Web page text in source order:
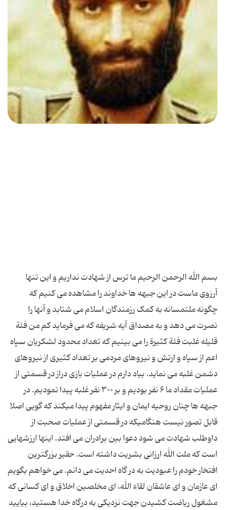
بسم الله الرحمن الرحیم ما ترس از شهادت نداریم و این تنها
آرزوى ماست در این جبهه ها خداوند را مشاهده مى کنیم که
چگونه ملتمسانه به کمک رزمندگان اسلام مى شتابد و آنها را
نصرت مى دهد و به مصداق آیه شریفه که مى فرماید کم من فئة
قلیله غلبت فئة کثیرة را مى بینیم که تعداد محدود لشکریان سپاه
اعم از سپاه و ارتش و نیروهاى مردمى بر تعداد کثیرى از نیروهاى
دشمن غلبه مى نماید. بیاد دارم در عملیات بازى دراز در قسمتى از
عملیات مقداد ما ۶ نفر بودیم و بر ۳۰۰ نفر غلبه پیدا نمودیم. در
جبهه ها چنان روحیه ایمان و ایثار مفهوم پیدا میکند که گویى اصلا
قابل تصور نیست هنگامیکه در قسمتى از عملیات صحبت از
داوطلب شهادت مى شود دعوا بین برادران مى افتد. اینها ارزشهایى
است که ملت الله ارزانى بشریت داشته است. حقیر بزرگترین
افتخار خودم را عبودیت به در گاه احدیت مى دانم. مى خواهم بگویم
اى عازمان و اى عاشقان لقاء الله، اى مخلصین اخلاق و اى کسانى که
مشغول ریاضت کشیدن جهت نزدیکى به درگاه خدا هستید، بیایید